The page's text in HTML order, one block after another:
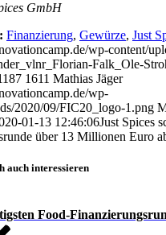
GmbH
Finanzierung, Gewürze, Just
wp-content/
Falk_Ole-
1611 Mathias Jäger
wp-
2020/09/FIC20_logo-1.png
01-13 12:46:06Just Spices
über 13 Millionen Euro
auch interessieren
Food-